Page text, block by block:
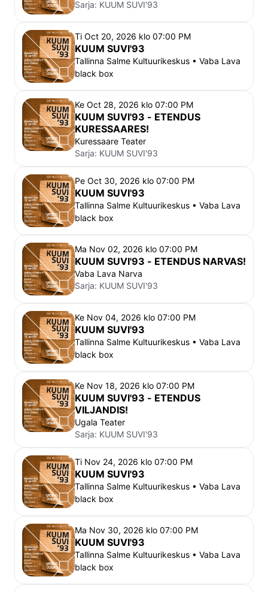
Sarja: KUUM SUVI'93
Ti Oct 20, 2026 klo 07:00 PM
KUUM SUVI'93
Tallinna Salme Kultuurikeskus • Vaba Lava
black box
Ke Oct 28, 2026 klo 07:00 PM
KUUM SUVI'93 - ETENDUS
KURESSAARES!
Kuressaare Teater
Sarja: KUUM SUVI'93
Pe Oct 30, 2026 klo 07:00 PM
KUUM SUVI'93
Tallinna Salme Kultuurikeskus • Vaba Lava
black box
Ma Nov 02, 2026 klo 07:00 PM
KUUM SUVI'93 - ETENDUS NARVAS!
Vaba Lava Narva
Sarja: KUUM SUVI'93
Ke Nov 04, 2026 klo 07:00 PM
KUUM SUVI'93
Tallinna Salme Kultuurikeskus • Vaba Lava
black box
Ke Nov 18, 2026 klo 07:00 PM
KUUM SUVI'93 - ETENDUS
VILJANDIS!
Ugala Teater
Sarja: KUUM SUVI'93
Ti Nov 24, 2026 klo 07:00 PM
KUUM SUVI'93
Tallinna Salme Kultuurikeskus • Vaba Lava
black box
Ma Nov 30, 2026 klo 07:00 PM
KUUM SUVI'93
Tallinna Salme Kultuurikeskus • Vaba Lava
black box